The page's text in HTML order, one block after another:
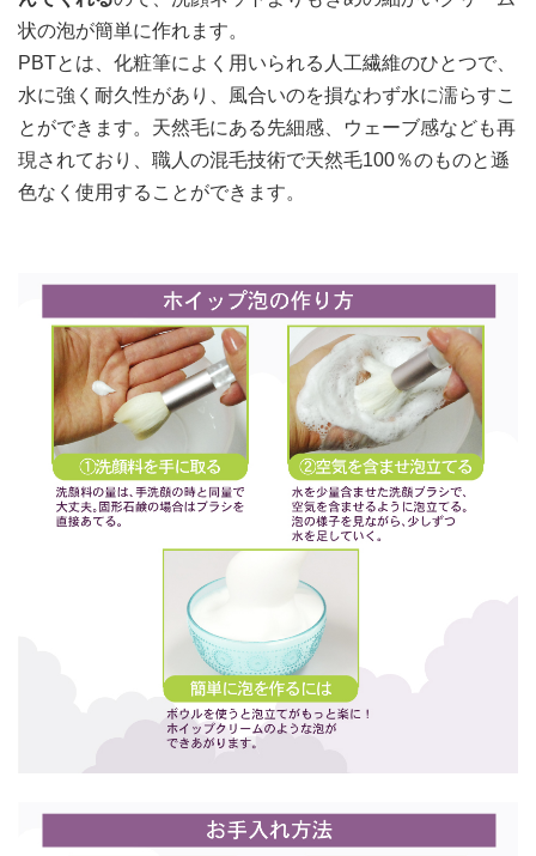
状の泡が簡単に作れます。
PBTとは、化粧筆によく用いられる人工繊維のひとつで、
水に強く耐久性があり、風合いのを損なわず水に濡らすこ
とができます。天然毛にある先細感、ウェーブ感なども再
現されており、職人の混毛技術で天然毛100％のものと遜
色なく使用することができます。